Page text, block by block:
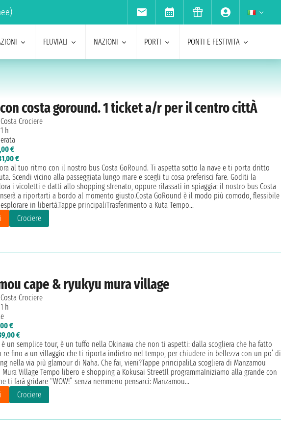
FLUVIALI NAZIONI PORTI PONTI E FESTIVITA
costa goround. 1 ticket a/r per il centro cittÀ
Costa Crociere
h
€
€
al tuo ritmo con il nostro bus Costa GoRound. Ti aspetta sotto la nave e ti porta dritto
Scendi vicino alla passeggiata lungo mare e scegli tu cosa preferisci fare. Goditi la
i vicoletti e datti allo shopping sfrenato, oppure rilassati in spiaggia: il nostro bus Costa
a riportarti a bordo al momento giusto.Costa GoRound è il modo più comodo, flessibile
in libertà.Tappe principaliTrasferimento a Kuta Tempo...
Crociere
cape & ryukyu mura village
Costa Crociere
h
€
€
è un semplice tour, è un tuffo nella Okinawa che non ti aspetti: dalla scogliera che ha fatto
re fino a un villaggio che ti riporta indietro nel tempo, per chiudere in bellezza con un po’ di
nella via più glamour di Naha. Che fai, vieni?Tappe principaliLa scogliera di Manzamou
Mura Village Tempo libero e shopping a Kokusai StreetIl programmaIniziamo alla grande con
ti farà gridare “WOW!” senza nemmeno pensarci: Manzamou...
Crociere